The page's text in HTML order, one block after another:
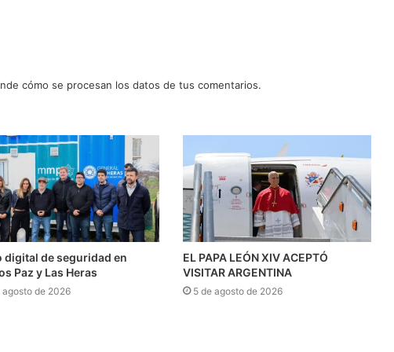
cómo se procesan los datos de tus comentarios.
digital de seguridad en
Paz y Las Heras
agosto de 2026
EL PAPA LEÓN XIV ACEPTÓ
VISITAR ARGENTINA
5 de agosto de 2026